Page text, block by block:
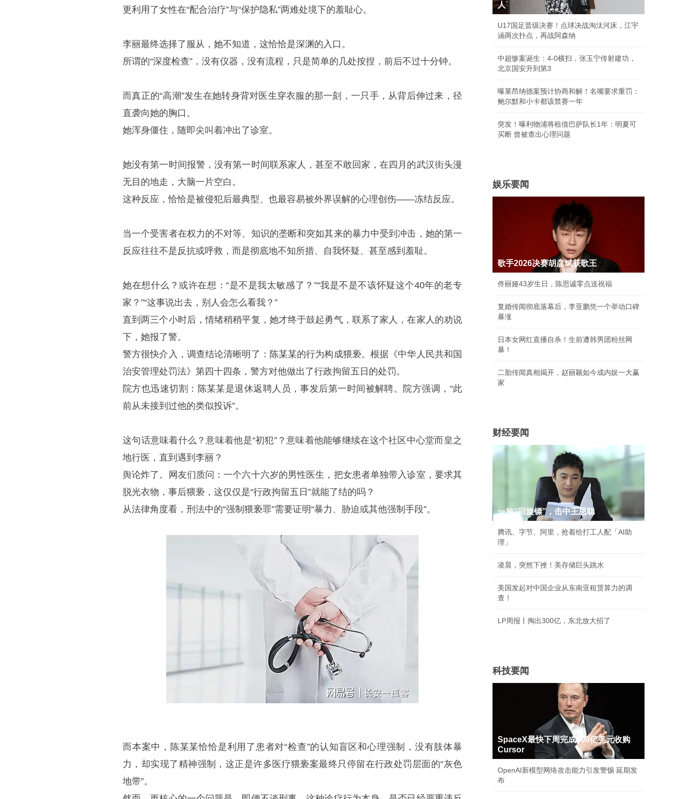
更利用了女性在“配合治疗”与“保护隐私”两难处境下的羞耻心。
李丽最终选择了服从，她不知道，这恰恰是深渊的入口。
所谓的“深度检查”，没有仪器，没有流程，只是简单的几处按捏，前后不过十分钟。
而真正的“高潮”发生在她转身背对医生穿衣服的那一刻，一只手，从背后伸过来，径
直袭向她的胸口。
她浑身僵住，随即尖叫着冲出了诊室。
她没有第一时间报警，没有第一时间联系家人，甚至不敢回家，在四月的武汉街头漫
无目的地走，大脑一片空白。
这种反应，恰恰是被侵犯后最典型、也最容易被外界误解的心理创伤——冻结反应。
当一个受害者在权力的不对等、知识的垄断和突如其来的暴力中受到冲击，她的第一
反应往往不是反抗或呼救，而是彻底地不知所措、自我怀疑、甚至感到羞耻。
她在想什么？或许在想：“是不是我太敏感了？”“我是不是不该怀疑这个40年的老专
家？”“这事说出去，别人会怎么看我？”
直到两三个小时后，情绪稍稍平复，她才终于鼓起勇气，联系了家人，在家人的劝说
下，她报了警。
警方很快介入，调查结论清晰明了：陈某某的行为构成猥亵。根据《中华人民共和国
治安管理处罚法》第四十四条，警方对他做出了行政拘留五日的处罚。
院方也迅速切割：陈某某是退休返聘人员，事发后第一时间被解聘。院方强调，“此
前从未接到过他的类似投诉”。
这句话意味着什么？意味着他是“初犯”？意味着他能够继续在这个社区中心堂而皇之
地行医，直到遇到李丽？
舆论炸了。网友们质问：一个六十六岁的男性医生，把女患者单独带入诊室，要求其
脱光衣物，事后猥亵，这仅仅是“行政拘留五日”就能了结的吗？
从法律角度看，刑法中的“强制猥亵罪”需要证明“暴力、胁迫或其他强制手段”。
而本案中，陈某某恰恰是利用了患者对“检查”的认知盲区和心理强制，没有肢体暴
力，却实现了精神强制，这正是许多医疗猥亵案最终只停留在行政处罚层面的“灰色
地带”。
人
U17国足晋级决赛！点球决战淘汰河床，江宇
涵两次扑点，再战阿森纳
中超惨案诞生：4-0横扫，张玉宁传射建功，
北京国安升到第3
曝莱昂纳德案预计协商和解！名嘴要求重罚：
鲍尔默和小卡都该禁赛一年
突发！曝利物浦将租借巴萨队长1年：明夏可
买断 曾被查出心理问题
娱乐要闻
歌手2026决赛胡彦斌获歌王
佟丽娅43岁生日，陈思诚零点送祝福
复婚传闻彻底落幕后，李亚鹏凭一个举动口碑
暴涨
日本女网红直播自杀！生前遭韩男团粉丝网
暴！
二胎传闻真相揭开，赵丽颖如今成内娱一大赢
家
财经要闻
一枚“回旋镖”，击中王思聪
腾讯、字节、阿里，抢着给打工人配「AI助
理」
凌晨，突然下挫！美存储巨头跳水
美国发起对中国企业从东南亚租赁算力的调
查！
LP周报丨掏出300亿，东北放大招了
科技要闻
SpaceX最快下周完成600亿美元收购
Cursor
OpenAI新模型网络攻击能力引发警惕 延期发
布